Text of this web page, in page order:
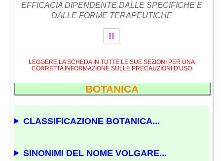
EFFICACIA DIPENDENTE DALLE SPECIFICHE E
DALLE FORME TERAPEUTICHE
!!
LEGGERE LA SCHEDA IN TUTTE LE SUE SEZIONI PER UNA
CORRETTA INFORMAZIONE SULLE PRECAUZIONI D'USO
BOTANICA
CLASSIFICAZIONE BOTANICA...
SINONIMI DEL NOME VOLGARE...